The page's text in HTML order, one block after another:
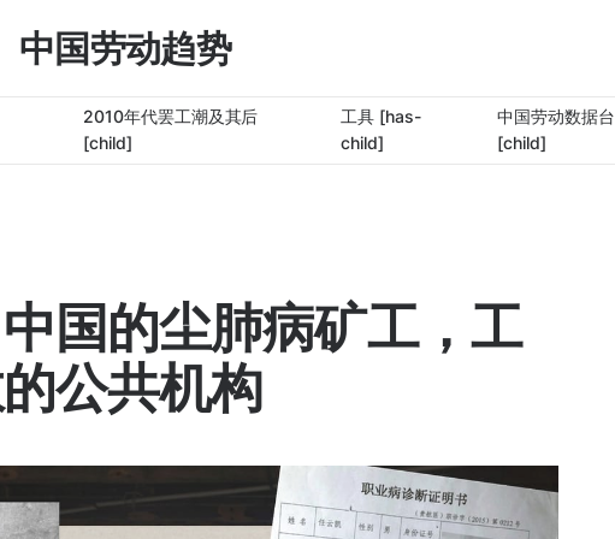
中国劳动趋势
2010年代罢工潮及其后
[child]
工具 [has-
child]
中国劳动数据台
[child]
中国的尘肺病矿工，工
公共机构